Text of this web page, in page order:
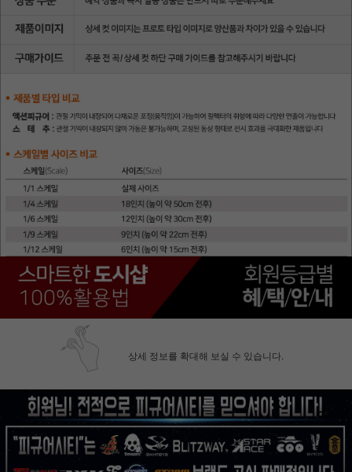
상세 정보를 확대해 보실 수 있습니다.